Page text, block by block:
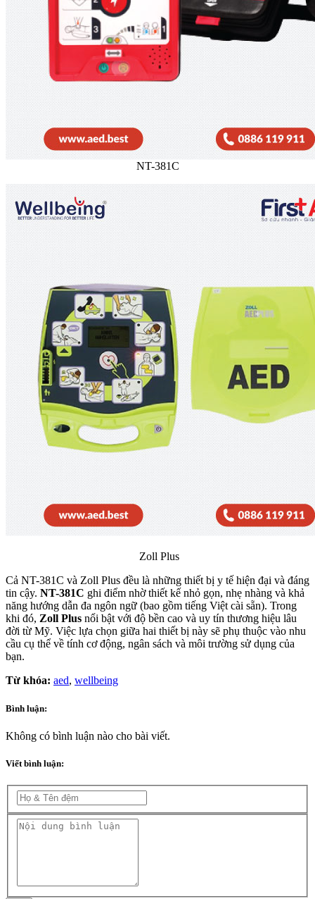
NT-381C
Zoll Plus
Cả NT-381C và Zoll Plus đều là những thiết bị y tế hiện đại và đáng
tin cậy. NT-381C ghi điểm nhờ thiết kế nhỏ gọn, nhẹ nhàng và khả
năng hướng dẫn đa ngôn ngữ (bao gồm tiếng Việt cài sẵn). Trong
khi đó, Zoll Plus nổi bật với độ bền cao và uy tín thương hiệu lâu
đời từ Mỹ. Việc lựa chọn giữa hai thiết bị này sẽ phụ thuộc vào nhu
cầu cụ thể về tính cơ động, ngân sách và môi trường sử dụng của
bạn.
Từ khóa: aed, wellbeing
Bình luận:
Không có bình luận nào cho bài viết.
Viết bình luận: